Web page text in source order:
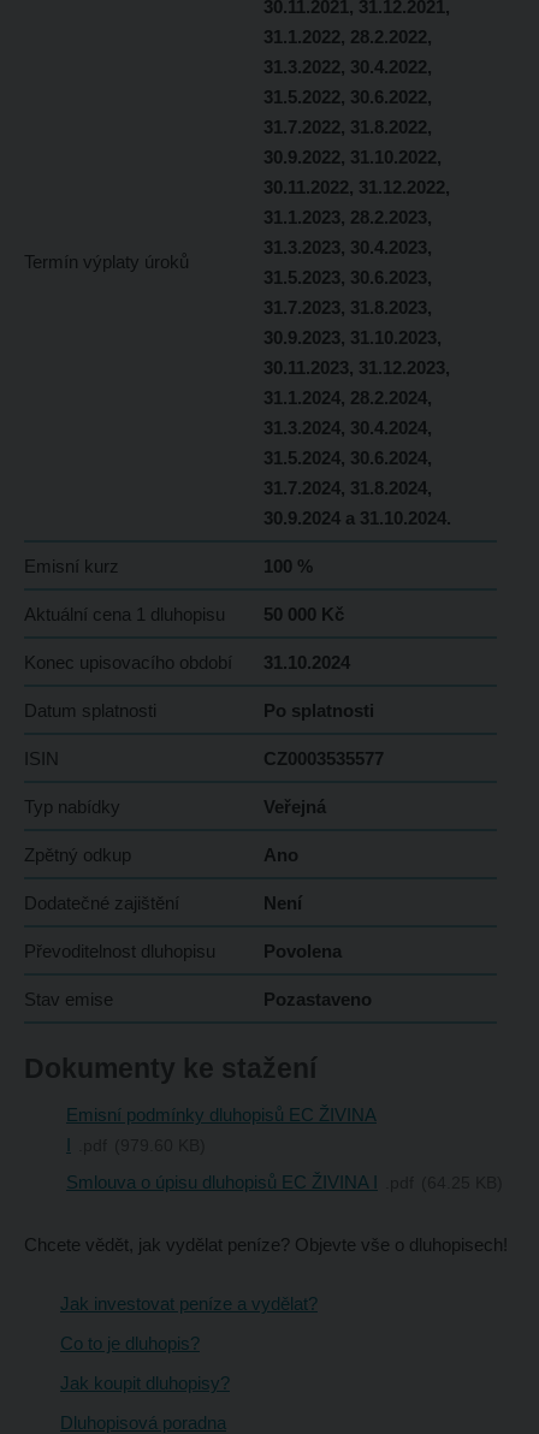
Termín výplaty úroků
30.11.2021, 31.12.2021,
31.1.2022, 28.2.2022,
31.3.2022, 30.4.2022,
31.5.2022, 30.6.2022,
31.7.2022, 31.8.2022,
30.9.2022, 31.10.2022,
30.11.2022, 31.12.2022,
31.1.2023, 28.2.2023,
31.3.2023, 30.4.2023,
31.5.2023, 30.6.2023,
31.7.2023, 31.8.2023,
30.9.2023, 31.10.2023,
30.11.2023, 31.12.2023,
31.1.2024, 28.2.2024,
31.3.2024, 30.4.2024,
31.5.2024, 30.6.2024,
31.7.2024, 31.8.2024,
30.9.2024 a 31.10.2024.
Emisní kurz 100 %
Aktuální cena 1 dluhopisu 50 000 Kč
Konec upisovacího období 31.10.2024
Datum splatnosti Po splatnosti
ISIN CZ0003535577
Typ nabídky Veřejná
Zpětný odkup Ano
Dodatečné zajištění Není
Převoditelnost dluhopisu Povolena
Stav emise Pozastaveno
Dokumenty ke stažení
Emisní podmínky dluhopisů EC ŽIVINA
I
Smlouva o úpisu dluhopisů EC ŽIVINA I
Chcete vědět, jak vydělat peníze? Objevte vše o dluhopisech!
Jak investovat peníze a vydělat?
Co to je dluhopis?
Jak koupit dluhopisy?
Dluhopisová poradna